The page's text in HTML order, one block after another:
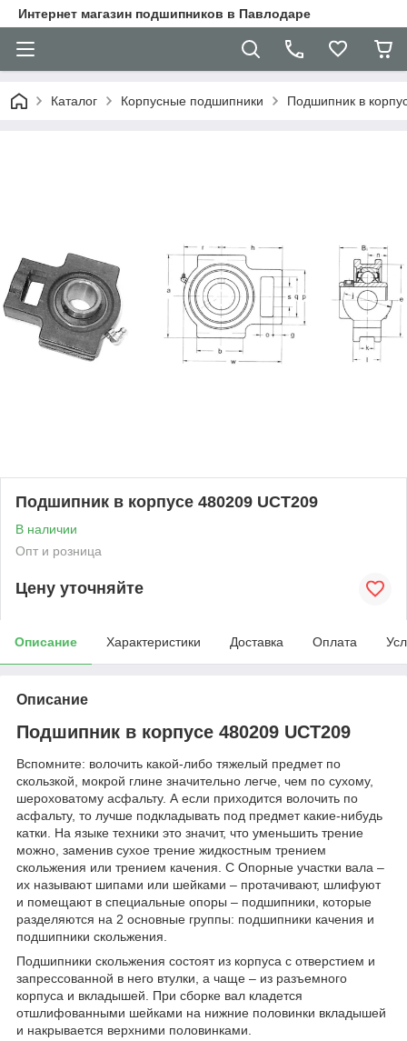
Интернет магазин подшипников в Павлодаре
Каталог Корпусные подшипники Подшипник в
Подшипник в корпусе 480209 UCT209
В наличии
Опт и розница
Цену уточняйте
Описание Характеристики Доставка Оплата
Описание
Подшипник в корпусе 480209 UCT209
Вспомните: волочить какой-либо тяжелый предмет по
скользкой, мокрой глине значительно легче, чем по сухому,
шероховатому асфальту. А если приходится волочить по
асфальту, то лучше подкладывать под предмет какие-нибудь
катки. На языке техники это значит, что уменьшить трение
можно, заменив сухое трение жидкостным трением
скольжения или трением качения. С Опорные участки вала –
их называют шипами или шейками – протачивают, шлифуют
и помещают в специальные опоры – подшипники, которые
разделяются на 2 основные группы: подшипники качения и
подшипники скольжения.
Подшипники скольжения состоят из корпуса с отверстием и
запрессованной в него втулки, а чаще – из разъемного
корпуса и вкладышей. При сборке вал кладется
отшлифованными шейками на нижние половинки вкладышей
и накрывается верхними половинками.